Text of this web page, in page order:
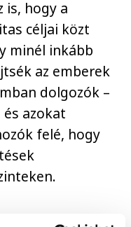
is, hogy a
céljai közt
minél inkább
az emberek
dolgozók –
azokat
felé, hogy